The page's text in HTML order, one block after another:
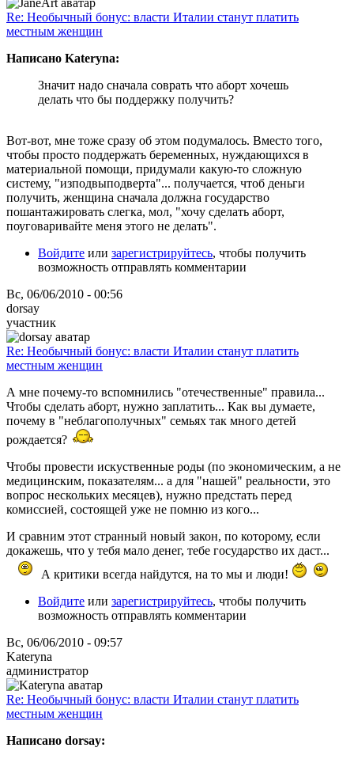
Re: Необычный бонус: власти Италии станут платить
местным женщин
Написано Kateryna:
Значит надо сначала соврать что аборт хочешь
делать что бы поддержку получить?
Вот-вот, мне тоже сразу об этом подумалось. Вместо того,
чтобы просто поддержать беременных, нуждающихся в
материальной помощи, придумали какую-то сложную
систему, "изподвыподверта"... получается, чтоб деньги
получить, женщина сначала должна государство
пошантажировать слегка, мол, "хочу сделать аборт,
поуговаривайте меня этого не делать".
Войдите или зарегистрируйтесь, чтобы получить
возможность отправлять комментарии
Вс, 06/06/2010 - 00:56
dorsay
участник
Re: Необычный бонус: власти Италии станут платить
местным женщин
А мне почему-то вспомнились "отечественные" правила...
Чтобы сделать аборт, нужно заплатить... Как вы думаете,
почему в "неблагополучных" семьях так много детей
рождается?
Чтобы провести искуственные роды (по экономическим, а не
медицинским, показателям... а для "нашей" реальности, это
вопрос нескольких месяцев), нужно предстать перед
комиссией, состоящей уже не помню из кого...
И сравним этот странный новый закон, по которому, если
докажешь, что у тебя мало денег, тебе государство их даст...
А критики всегда найдутся, на то мы и люди!
Войдите или зарегистрируйтесь, чтобы получить
возможность отправлять комментарии
Вс, 06/06/2010 - 09:57
Kateryna
администратор
Re: Необычный бонус: власти Италии станут платить
местным женщин
Написано dorsay: